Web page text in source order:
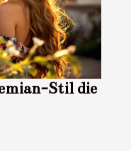
Stil die